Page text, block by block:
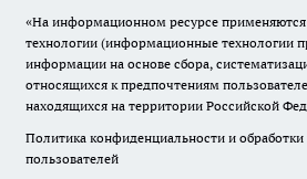
«На информационном ресурсе
технологии (информационные технологии
информации на основе сбора,
относящихся к предпочтениям
находящихся на территории Российской
Политика конфиденциальности и
пользователей